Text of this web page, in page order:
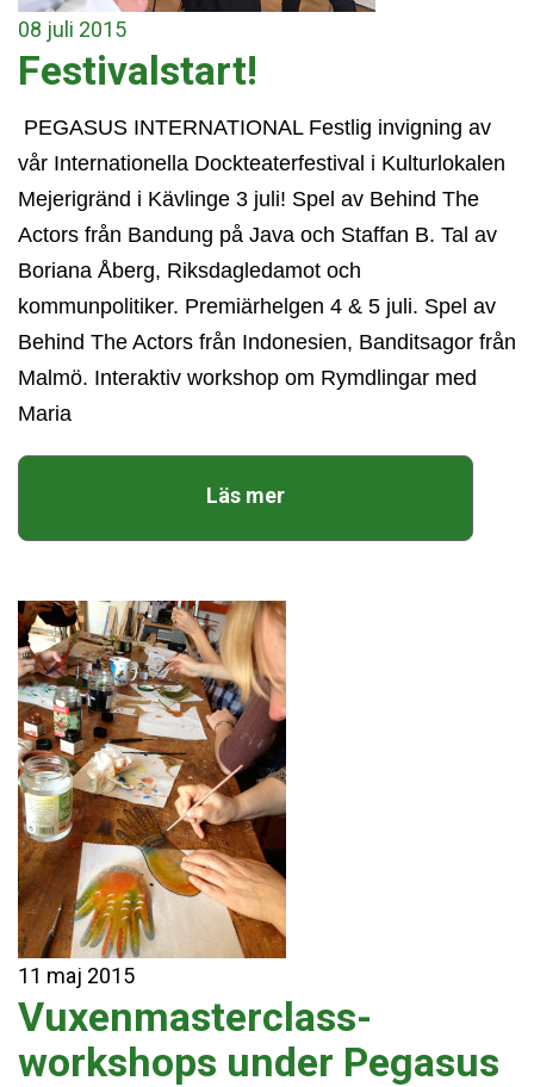
08 juli 2015
Festivalstart!
PEGASUS INTERNATIONAL Festlig invigning av
vår Internationella Dockteaterfestival i Kulturlokalen
Mejerigränd i Kävlinge 3 juli! Spel av Behind The
Actors från Bandung på Java och Staffan B. Tal av
Boriana Åberg, Riksdagledamot och
kommunpolitiker. Premiärhelgen 4 & 5 juli. Spel av
Behind The Actors från Indonesien, Banditsagor från
Malmö. Interaktiv workshop om Rymdlingar med
Maria
Läs mer
11 maj 2015
Vuxenmasterclass-
workshops under Pegasus